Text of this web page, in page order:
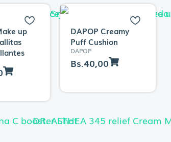
up
DAPOP Creamy
Puff Cushion
DAPOP
Bs.40,00